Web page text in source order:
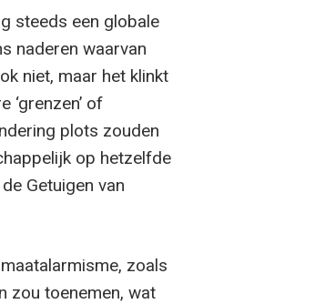
steeds een globale
naderen waarvan
niet, maar het klinkt
‘grenzen’ of
plots zouden
op hetzelfde
Getuigen van
zoals
zou toenemen, wat